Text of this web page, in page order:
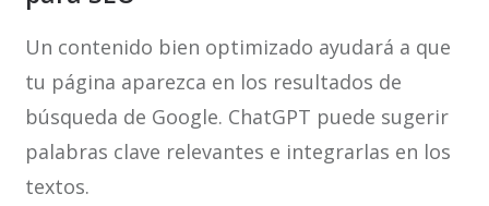
Un contenido bien optimizado ayudará a que
tu página aparezca en los resultados de
búsqueda de Google. ChatGPT puede sugerir
palabras clave relevantes e integrarlas en los
textos.